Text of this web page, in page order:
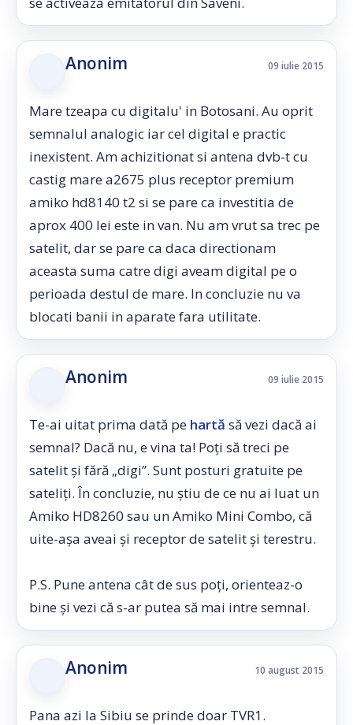
Anonim 09 iulie 2015
Mare tzeapa cu digitalu' in Botosani. Au oprit
semnalul analogic iar cel digital e practic
inexistent. Am achizitionat si antena dvb-t cu
castig mare a2675 plus receptor premium
amiko hd8140 t2 si se pare ca investitia de
aprox 400 lei este in van. Nu am vrut sa trec pe
satelit, dar se pare ca daca directionam
aceasta suma catre digi aveam digital pe o
perioada destul de mare. In concluzie nu va
blocati banii in aparate fara utilitate.
Anonim 09 iulie 2015
Te-ai uitat prima dată pe hartă să vezi dacă ai
semnal? Dacă nu, e vina ta! Poți să treci pe
satelit și fără „digi”. Sunt posturi gratuite pe
sateliți. În concluzie, nu știu de ce nu ai luat un
Amiko HD8260 sau un Amiko Mini Combo, că
uite-așa aveai și receptor de satelit și terestru.
P.S. Pune antena cât de sus poți, orienteaz-o
bine și vezi că s-ar putea să mai intre semnal.
Anonim 10 august 2015
Pana azi la Sibiu se prinde doar TVR1.